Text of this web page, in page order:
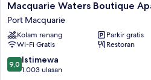
Macquarie
Waters
Boutique
Apartment
Hotel
Port
Macquarie
Macquarie Waters Boutique
Port Macquarie
Kolam renang
Parkir gratis
Wi-Fi Gratis
Restoran
9.0
dari
9,0 Istimewa
1.003 ulasan